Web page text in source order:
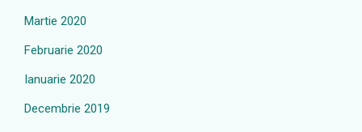
Martie 2020
Februarie 2020
Ianuarie 2020
Decembrie 2019